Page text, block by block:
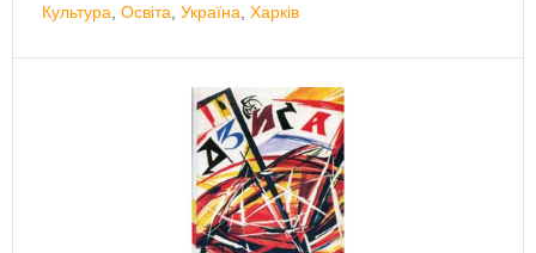
Культура Освіта Україна Харків